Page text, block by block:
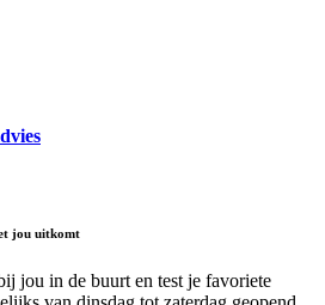
jou uitkomt
jou in de buurt en test je favoriete